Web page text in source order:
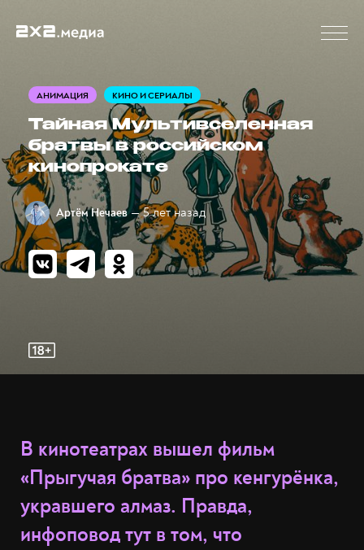
АНИМАЦИЯ КИНО И СЕРИАЛЫ
Тайная Мультивселенная
братвы в российском
кинопрокате
Артём Нечаев — 5 лет назад
В кинотеатрах вышел фильм
«Прыгучая братва» про кенгурёнка,
укравшего алмаз. Правда,
инфоповод тут в том, что